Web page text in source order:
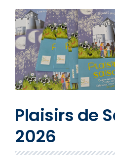
Plaisirs de
2026